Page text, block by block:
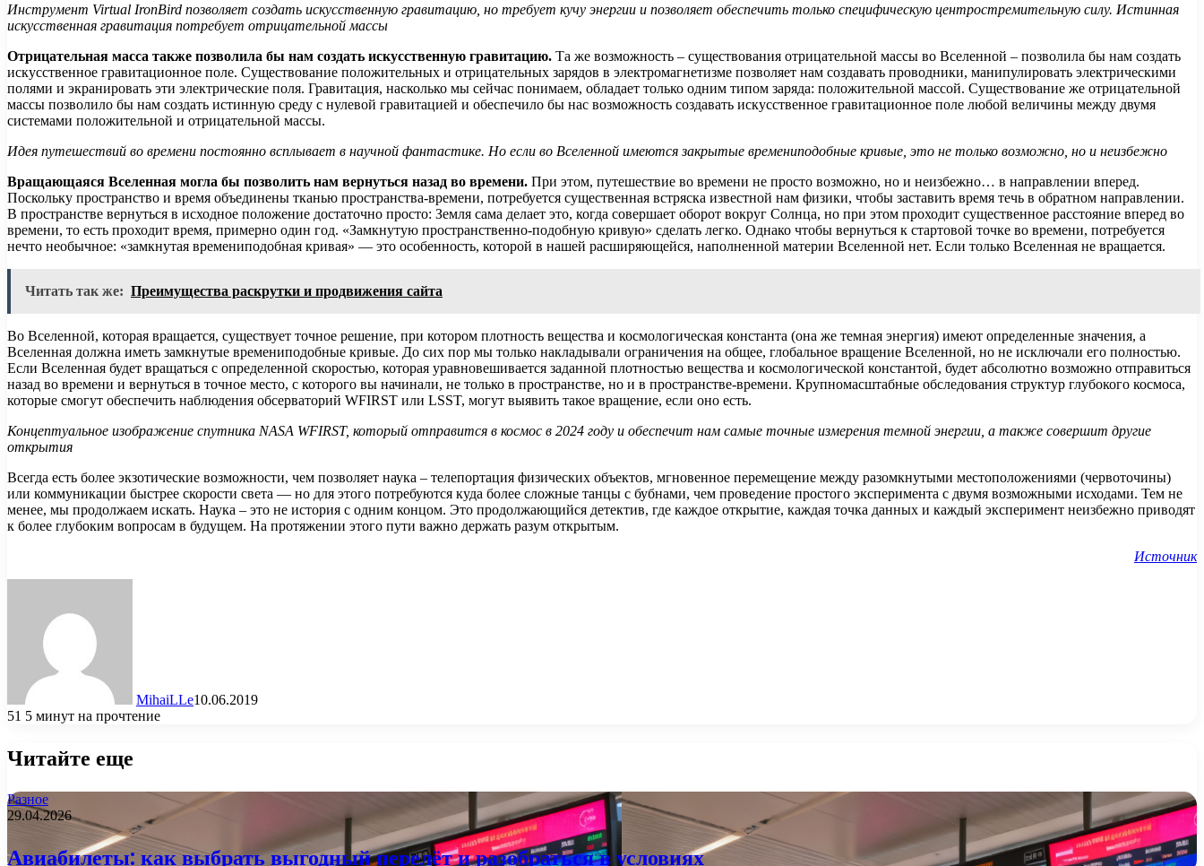
Инструмент Virtual IronBird позволяет создать искусственную гравитацию, но требует кучу энергии и позволяет обеспечить только специфическую центростремительную силу. Истинная
искусственная гравитация потребует отрицательной массы
Отрицательная масса также позволила бы нам создать искусственную гравитацию. Та же возможность – существования отрицательной массы во Вселенной – позволила бы нам создать
искусственное гравитационное поле. Существование положительных и отрицательных зарядов в электромагнетизме позволяет нам создавать проводники, манипулировать электрическими
полями и экранировать эти электрические поля. Гравитация, насколько мы сейчас понимаем, обладает только одним типом заряда: положительной массой. Существование же отрицательной
массы позволило бы нам создать истинную среду с нулевой гравитацией и обеспечило бы нас возможность создавать искусственное гравитационное поле любой величины между двумя
системами положительной и отрицательной массы.
Идея путешествий во времени постоянно всплывает в научной фантастике. Но если во Вселенной имеются закрытые времениподобные кривые, это не только возможно, но и неизбежно
Вращающаяся Вселенная могла бы позволить нам вернуться назад во времени. При этом, путешествие во времени не просто возможно, но и неизбежно… в направлении вперед.
Поскольку пространство и время объединены тканью пространства-времени, потребуется существенная встряска известной нам физики, чтобы заставить время течь в обратном направлении.
В пространстве вернуться в исходное положение достаточно просто: Земля сама делает это, когда совершает оборот вокруг Солнца, но при этом проходит существенное расстояние вперед во
времени, то есть проходит время, примерно один год. «Замкнутую пространственно-подобную кривую» сделать легко. Однако чтобы вернуться к стартовой точке во времени, потребуется
нечто необычное: «замкнутая времениподобная кривая» — это особенность, которой в нашей расширяющейся, наполненной материи Вселенной нет. Если только Вселенная не вращается.
Читать так же: Преимущества раскрутки и продвижения сайта
Во Вселенной, которая вращается, существует точное решение, при котором плотность вещества и космологическая константа (она же темная энергия) имеют определенные значения, а
Вселенная должна иметь замкнутые времениподобные кривые. До сих пор мы только накладывали ограничения на общее, глобальное вращение Вселенной, но не исключали его полностью.
Если Вселенная будет вращаться с определенной скоростью, которая уравновешивается заданной плотностью вещества и космологической константой, будет абсолютно возможно отправиться
назад во времени и вернуться в точное место, с которого вы начинали, не только в пространстве, но и в пространстве-времени. Крупномасштабные обследования структур глубокого космоса,
которые смогут обеспечить наблюдения обсерваторий WFIRST или LSST, могут выявить такое вращение, если оно есть.
Концептуальное изображение спутника NASA WFIRST, который отправится в космос в 2024 году и обеспечит нам самые точные измерения темной энергии, а также совершит другие
открытия
Всегда есть более экзотические возможности, чем позволяет наука – телепортация физических объектов, мгновенное перемещение между разомкнутыми местоположениями (червоточины)
или коммуникации быстрее скорости света — но для этого потребуются куда более сложные танцы с бубнами, чем проведение простого эксперимента с двумя возможными исходами. Тем не
менее, мы продолжаем искать. Наука – это не история с одним концом. Это продолжающийся детектив, где каждое открытие, каждая точка данных и каждый эксперимент неизбежно приводят
к более глубоким вопросам в будущем. На протяжении этого пути важно держать разум открытым.
Источник
MihaiLLe10.06.2019
51 5 минут на прочтение
Читайте еще
Разное
29.04.2026
Авиабилеты: как выбрать выгодный перелёт и разобраться в условиях